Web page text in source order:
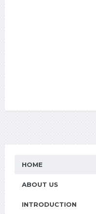
HOME
ABOUT US
INTRODUCTION